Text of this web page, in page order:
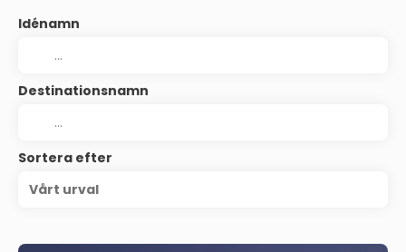
Idénamn
Destinationsnamn
Sortera efter
Vårt urval